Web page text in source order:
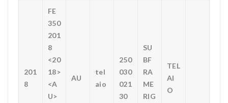
201
8
FE
350
201
8
<20
18>
<A
U>
AU
tel
aio
250
030
021
30
SU
BF
RA
ME
RIG
TEL
AI
O